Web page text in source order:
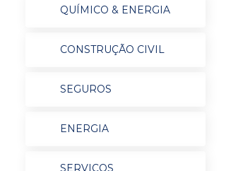
QUÍMICO & ENERGIA
CONSTRUÇÃO CIVIL
SEGUROS
ENERGIA
SERVIÇOS